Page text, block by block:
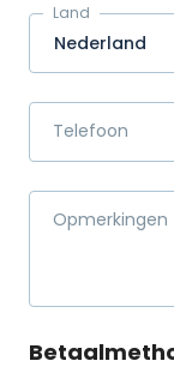
Land
Telefoon
Opmerkingen